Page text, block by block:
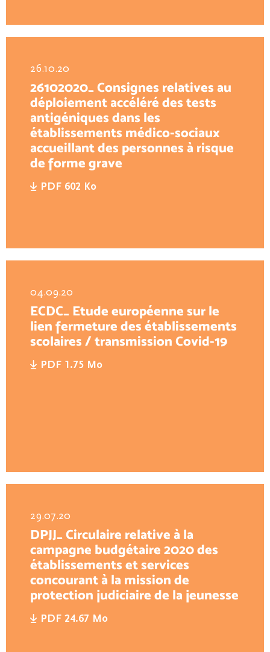
26.10.20
26102020_ Consignes relatives au
déploiement accéléré des tests
antigéniques dans les
établissements médico-sociaux
accueillant des personnes à risque
de forme grave
PDF 602 Ko
04.09.20
ECDC_ Etude européenne sur le
lien fermeture des établissements
scolaires / transmission Covid-19
PDF 1.75 Mo
29.07.20
DPJJ_ Circulaire relative à la
campagne budgétaire 2020 des
établissements et services
concourant à la mission de
protection judiciaire de la jeunesse
PDF 24.67 Mo